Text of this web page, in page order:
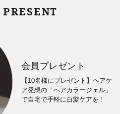
PRESENT
会員プレゼント
【10名様にプレゼント】ヘアケ
ア発想の「ヘアカラージェル」
で自宅で手軽に白髪ケアを！